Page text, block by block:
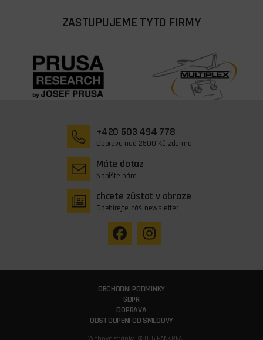
ZASTUPUJEME TYTO FIRMY
+420 603 494 778
Doprava nad 2500 Kč zdarma
Máte dotaz
Napište nám
chcete zůstat v obraze
Odebírejte náš newsletter
OBCHODNÍ PODMÍNKY
GDPR
DOPRAVA
ODSTOUPENÍ OD SMLOUVY